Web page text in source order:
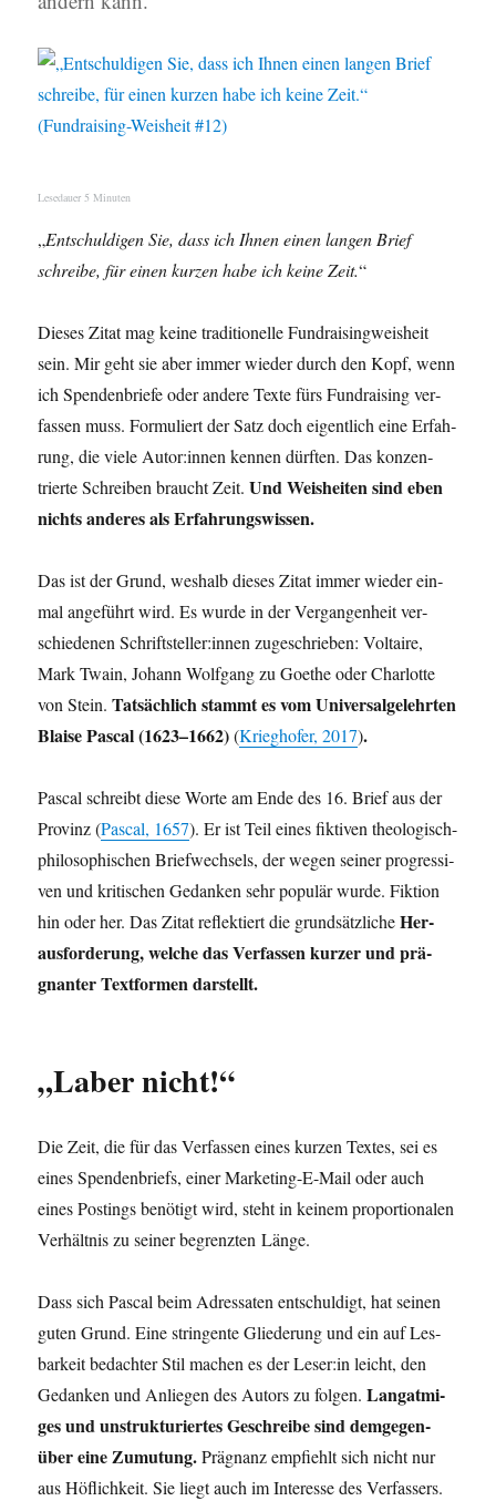
Lese­dau­er 5 Minu­ten
„Ent­schul­di­gen Sie, dass ich Ihnen einen lan­gen Brief
schrei­be, für einen kur­zen habe ich kei­ne Zeit.“
Die­ses Zitat mag kei­ne tra­di­tio­nel­le Fund­rai­sin­g­weis­heit
sein. Mir geht sie aber immer wie­der durch den Kopf, wenn
ich Spen­den­brie­fe oder ande­re Tex­te fürs Fund­rai­sing ver­
fas­sen muss. For­mu­liert der Satz doch eigent­lich eine Erfah­
rung, die vie­le Autor:innen ken­nen dürf­ten. Das kon­zen­
trier­te Schrei­ben braucht Zeit.Und Weis­hei­ten sind eben
nichts ande­res als Erfahrungswissen.
Das ist der Grund, wes­halb die­ses Zitat immer wie­der ein­
mal ange­führt wird. Es wur­de in der Ver­gan­gen­heit ver­
schie­de­nen Schriftsteller:innen zuge­schrie­ben: Vol­taire,
Mark Twa­in, Johann Wolf­gang zu Goe­the oder Char­lot­te
von Stein.Tat­säch­lich stammt es vom Uni­ver­sal­ge­lehr­ten
Blai­se Pas­cal (1623–1662)(Krieg­ho­fer, 2017).
Pas­cal schreibt die­se Wor­te am Ende des 16. Brief aus der
Pro­vinz (Pas­cal, 1657). Er ist Teil eines fik­ti­ven theo­lo­gisch-
phi­lo­so­phi­schen Brief­wech­sels, der wegen sei­ner pro­gres­si­
ven und kri­ti­schen Gedan­ken sehr popu­lär wur­de. Fik­ti­on
hin oder her. Das Zitat reflek­tiert die grund­sätz­li­cheHer­
aus­for­de­rung, wel­che das Ver­fas­sen kur­zer und prä­
gnan­ter Text­for­men darstellt.
„Laber nicht!“
Die Zeit, die für das Ver­fas­sen eines kur­zen Tex­tes, sei es
eines Spen­den­briefs, einer Mar­ke­ting-E-Mail oder auch
eines Pos­tings benö­tigt wird, steht in kei­nem pro­por­tio­na­len
Ver­hält­nis zu sei­ner begrenz­ten Länge.
Dass sich Pas­cal beim Adres­sa­ten ent­schul­digt, hat sei­nen
guten Grund. Eine strin­gen­te Glie­de­rung und ein auf Les­
bar­keit bedach­ter Stil machen es der Leser:in leicht, den
Gedan­ken und Anlie­gen des Autors zu fol­gen.Lang­at­mi­
ges und unstruk­tu­rier­tes Geschrei­be sind dem­ge­gen­
über eine Zumu­tung.Prä­gnanz emp­fiehlt sich nicht nur
aus Höf­lich­keit. Sie liegt auch im Inter­es­se des Ver­fas­sers.